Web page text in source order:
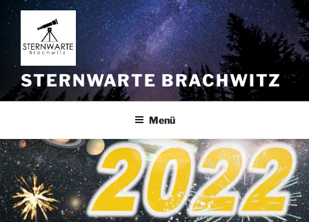
Zum
Inhalt
springen
STERNWARTE BRACHWITZ
Menü